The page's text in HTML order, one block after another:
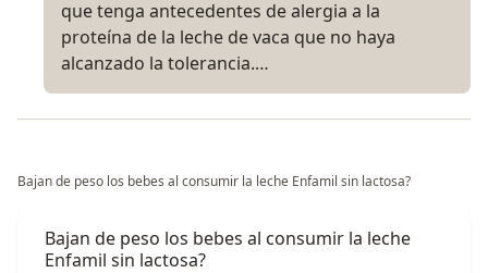
que tenga antecedentes de alergia a la
proteína de la leche de vaca que no haya
alcanzado la tolerancia.…
Bajan de peso los bebes al consumir la leche Enfamil sin lactosa?
Bajan de peso los bebes al consumir la leche
Enfamil sin lactosa?